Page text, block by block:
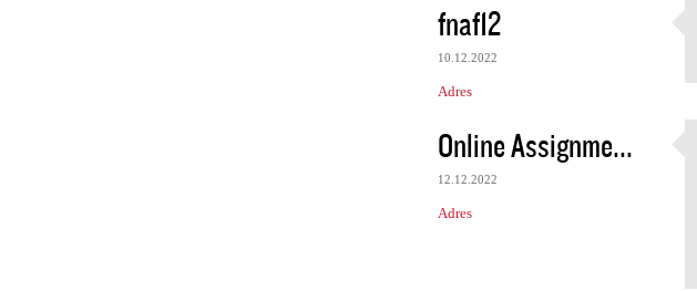
fnaf12
10.12.2022
Adres
Online Assignme...
12.12.2022
Adres